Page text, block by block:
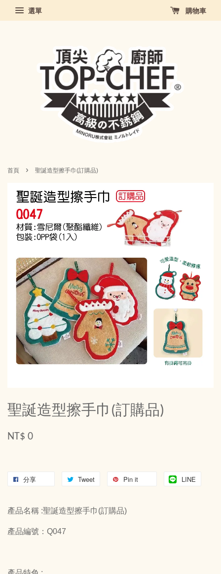
選單 購物車
首頁 › 聖誕造型擦手巾(訂購品)
聖誕造型擦手巾(訂購品)
NT$ 0
分享 Tweet Pin it LINE
產品名稱 :聖誕造型擦手巾(訂購品)
產品編號：Q047